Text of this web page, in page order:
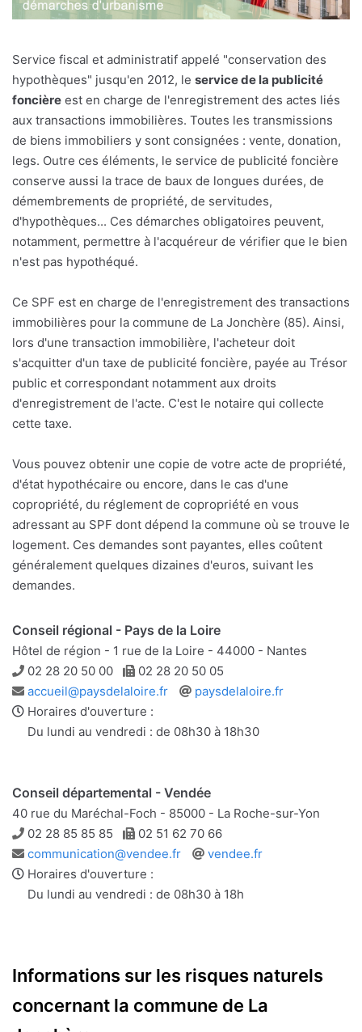
Service fiscal et administratif appelé "conservation des
hypothèques" jusqu'en 2012, le service de la publicité
foncière est en charge de l'enregistrement des actes liés
aux transactions immobilières. Toutes les transmissions
de biens immobiliers y sont consignées : vente, donation,
legs. Outre ces éléments, le service de publicité foncière
conserve aussi la trace de baux de longues durées, de
démembrements de propriété, de servitudes,
d'hypothèques... Ces démarches obligatoires peuvent,
notamment, permettre à l'acquéreur de vérifier que le bien
n'est pas hypothéqué.
Ce SPF est en charge de l'enregistrement des transactions
immobilières pour la commune de La Jonchère (85). Ainsi,
lors d'une transaction immobilière, l'acheteur doit
s'acquitter d'un taxe de publicité foncière, payée au Trésor
public et correspondant notamment aux droits
d'enregistrement de l'acte. C'est le notaire qui collecte
cette taxe.
Vous pouvez obtenir une copie de votre acte de propriété,
d'état hypothécaire ou encore, dans le cas d'une
copropriété, du réglement de copropriété en vous
adressant au SPF dont dépend la commune où se trouve le
logement. Ces demandes sont payantes, elles coûtent
généralement quelques dizaines d'euros, suivant les
demandes.
Conseil régional - Pays de la Loire
Hôtel de région - 1 rue de la Loire - 44000 - Nantes
Téléphone
02 28 20 50 00 Télécopie
02 28 20 50 05
Adresse
e-
mail
accueil@paysdelaloire.fr
Site
paysdelaloire.fr
Horaires d'ouverture :
Du lundi au vendredi : de 08h30 à 18h30
Conseil départemental - Vendée
40 rue du Maréchal-Foch - 85000 - La Roche-sur-Yon
Téléphone
02 28 85 85 85 Télécopie
02 51 62 70 66
Adresse
e-
mail
communication@vendee.fr
Site
vendee.fr
Horaires d'ouverture :
Du lundi au vendredi : de 08h30 à 18h
Informations sur les risques naturels
concernant la commune de La